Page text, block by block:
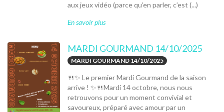
aux jeux vidéo (parce qu’en parler, c’est (...)
En savoir plus
MARDI GOURMAND 14/10/2025
MARDI GOURMAND 14/10/2025
🍴✨ Le premier Mardi Gourmand de la saison
arrive ! ✨🍴Mardi 14 octobre, nous nous
retrouvons pour un moment convivial et
savoureux, préparé avec amour par un